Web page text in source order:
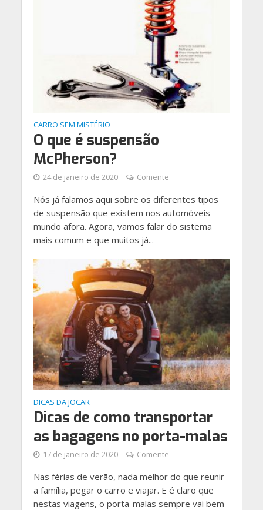
CARRO SEM MISTÉRIO
O que é suspensão
McPherson?
24 de janeiro de 2020 Comente
Nós já falamos aqui sobre os diferentes tipos
de suspensão que existem nos automóveis
mundo afora. Agora, vamos falar do sistema
mais comum e que muitos já...
DICAS DA JOCAR
Dicas de como transportar
as bagagens no porta-malas
17 de janeiro de 2020 Comente
Nas férias de verão, nada melhor do que reunir
a família, pegar o carro e viajar. E é claro que
nestas viagens, o porta-malas sempre vai bem